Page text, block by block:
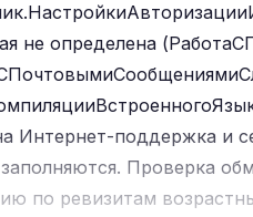
не определена
Интернет-поддержка и
Проверка
по ревизитам